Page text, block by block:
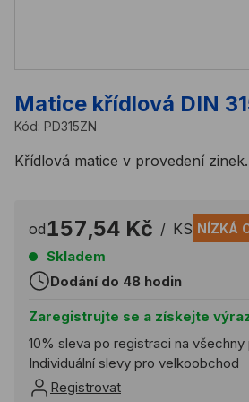
Matice křídlová DIN
Kód: PD315ZN
Křídlová matice v provedení zinek.
od157,54 Kč / KS NÍZKÁ
Skladem
Dodání do 48 hodin
Zaregistrujte se a získejte
10% sleva po registraci na všechny
Individuální slevy pro velkoobchod
Registrovat